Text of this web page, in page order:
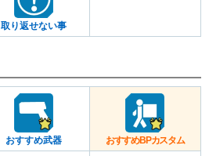
取り返せない事
おすすめ武器 おすすめBPカスタム